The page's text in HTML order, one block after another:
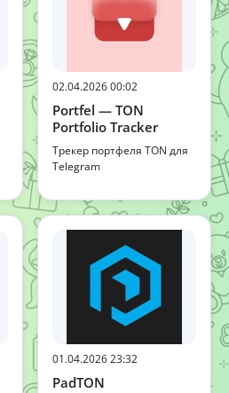
02.04.2026 00:02
Portfel — TON
Portfolio Tracker
Трекер портфеля TON для
Telegram
01.04.2026 23:32
PadTON